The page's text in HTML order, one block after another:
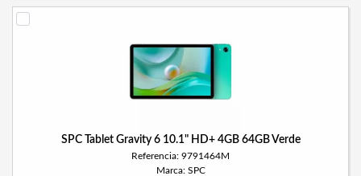
SPC Tablet Gravity 6 10.1" HD+ 4GB 64GB Verde
Referencia: 9791464M
Marca: SPC